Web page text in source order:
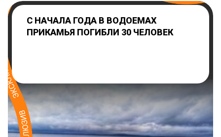
С НАЧАЛА ГОДА В ВОДОЕМАХ
ПРИКАМЬЯ ПОГИБЛИ 30 ЧЕЛОВЕК